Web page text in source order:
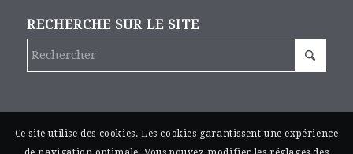
RECHERCHE SUR LE SITE
Ce site utilise des cookies. Les cookies garantissent une expérience